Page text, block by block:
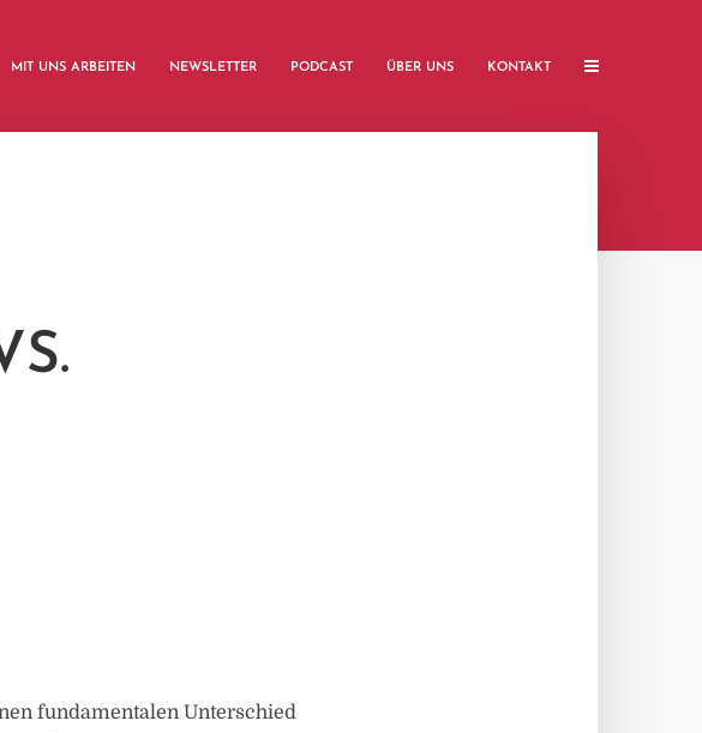
MIT UNS ARBEITEN NEWSLETTER PODCAST ÜBER UNS KONTAKT
fundamentalen Unterschied